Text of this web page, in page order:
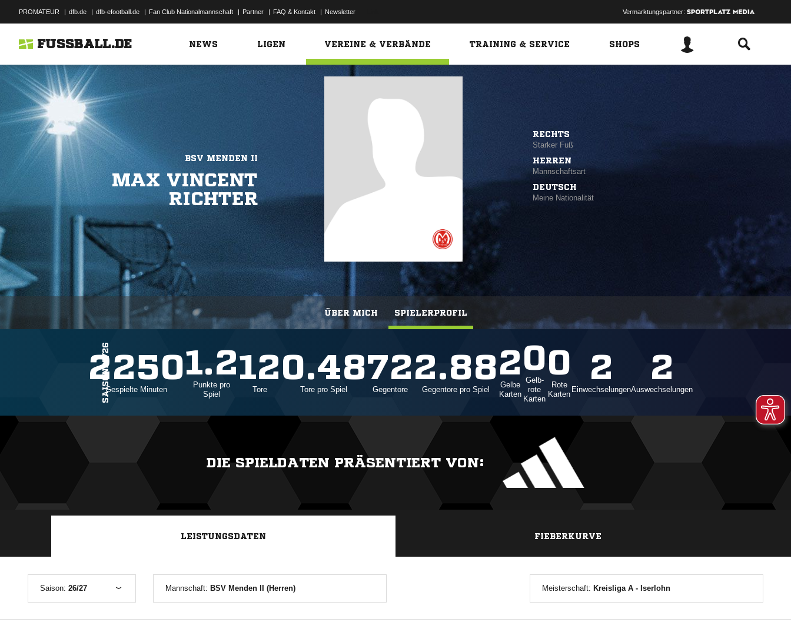
PROMATEUR | dfb.de | dfb-efootball.de | Fan Club Nationalmannschaft | Partner | FAQ & Kontakt | Newsletter Vermarktungspartner:
FUSSBALL.DE NEWS LIGEN VEREINE & VERBÄNDE TRAINING & SERVICE SHOPS
ÜBER MICH SPIELERPROFIL
BSV MENDEN II
MAX VINCENT
RICHTER
RECHTS
Starker Fuß
HERREN
Mannschaftsart
DEUTSCH
Meine Nationalität
SAISON25/26
2250
Gespielte Minuten
1.2
Punkte pro
Spiel
12
Tore
0.48
Tore pro Spiel
72
Gegentore
2.88
Gegentore pro Spiel
2
Gelbe
Karten
0
Gelb-
rote
Karten
0
Rote
Karten
2
Einwechselungen
2
Auswechselungen
DIE SPIELDATEN PRÄSENTIERT VON:
LEISTUNGSDATEN FIEBERKURVE
Saison: 26/27 Mannschaft: BSV Menden II (Herren) Meisterschaft: Kreisliga A - Iserlohn